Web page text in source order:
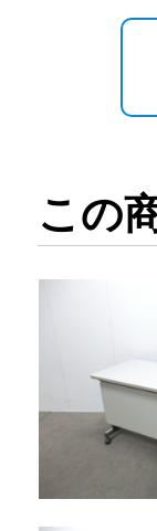
この